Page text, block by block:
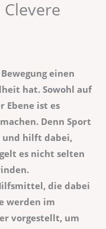
einen
hat. Sowohl auf
Ebene ist es
Denn Sport
und hilft dabei,
es nicht selten
die dabei
werden im
vorgestellt, um